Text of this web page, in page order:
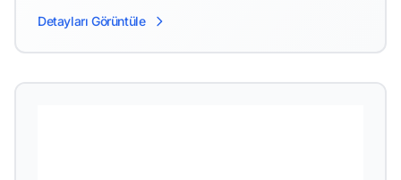
Detayları Görüntüle